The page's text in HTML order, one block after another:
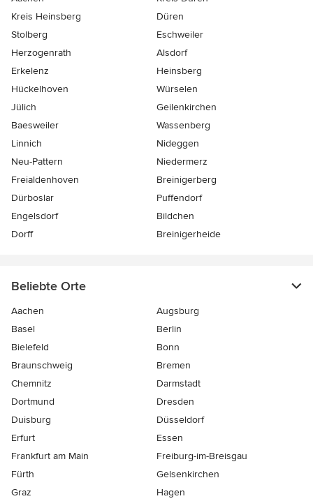
Kreis Heinsberg
Düren
Stolberg
Eschweiler
Herzogenrath
Alsdorf
Erkelenz
Heinsberg
Hückelhoven
Würselen
Jülich
Geilenkirchen
Baesweiler
Wassenberg
Linnich
Nideggen
Neu-Pattern
Niedermerz
Freialdenhoven
Breinigerberg
Dürboslar
Puffendorf
Engelsdorf
Bildchen
Dorff
Breinigerheide
Beliebte Orte
Aachen
Augsburg
Basel
Berlin
Bielefeld
Bonn
Braunschweig
Bremen
Chemnitz
Darmstadt
Dortmund
Dresden
Duisburg
Düsseldorf
Erfurt
Essen
Frankfurt am Main
Freiburg-im-Breisgau
Fürth
Gelsenkirchen
Graz
Hagen